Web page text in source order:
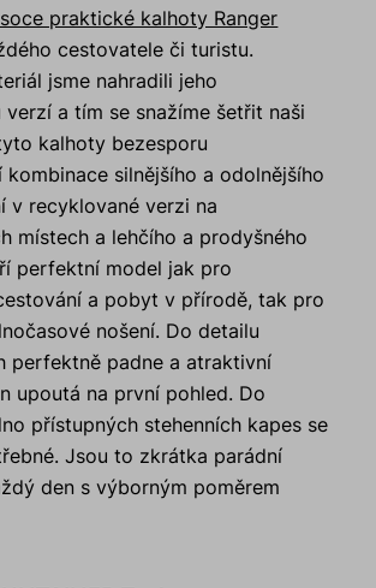
praktické kalhoty Ranger
cestovatele či turistu.
jsme nahradili jeho
a tím se snažíme šetřit naši
kalhoty bezesporu
silnějšího a odolnějšího
v recyklované verzi na
místech a lehčího a prodyšného
perfektní model jak pro
a pobyt v přírodě, tak pro
nošení. Do detailu
perfektně padne a atraktivní
upoutá na první pohled. Do
přístupných stehenních kapes se
Jsou to zkrátka parádní
den s výborným poměrem